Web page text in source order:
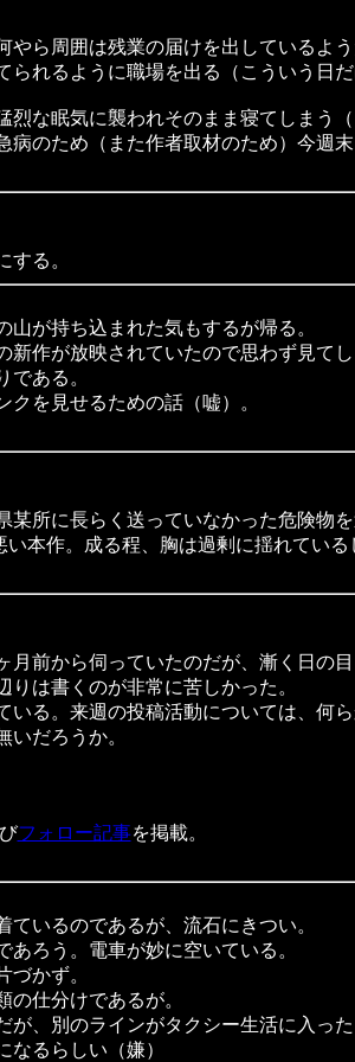
ら周囲は残業の届けを出しているよう
れるように職場を出る（こういう日だ
な眠気に襲われそのまま寝てしまう（
のため（また作者取材のため）今週
る。
が持ち込まれた気もするが帰る。
作が放映されていたので思わず見てし
ある。
を見せるための話（嘘）。
所に長らく送っていなかった危険物を
本作。成る程、胸は過剰に揺れてい
前から伺っていたのだが、漸く日の
は書くのが非常に苦しかった。
る。来週の投稿活動については、何
だろうか。
フォロー記事を掲載。
いるのであるが、流石にきつい。
ろう。電車が妙に空いている。
かず。
仕分けであるが。
、別のラインがタクシー生活に入った
るらしい（嫌）